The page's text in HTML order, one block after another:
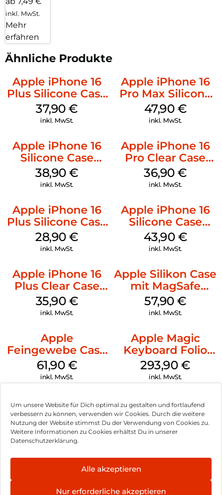
Um unsere Website für Dich optimal zu gestalten und fortlaufend
verbessern zu können, verwenden wir Cookies. Durch die weitere
Nutzung der Website stimmst Du der Verwendung von Cookies zu.
Weitere Informationen zu Cookies erhältst Du in unserer
Datenschutzerklärung.
Alle akzeptieren
Nur erforderliche akzeptieren
inkl. MwSt.
Mehr
erfahren
Ähnliche Produkte
Apple iPhone 16
Plus Silicone Case
MagSafe Lake
Green
37,90€
inkl. MwSt.
Apple iPhone 16
Pro Max Silicone
Case MagSafe
Black
47,90 €
inkl. MwSt.
Apple iPhone 16
Silicone Case
MagSafe
Ultramarine
38,90€
inkl. MwSt.
Apple iPhone 16
Pro Clear Case
MagSafe
Transparent
36,90€
inkl. MwSt.
Apple iPhone 16
Plus Silicone Case
MagSafe Black
28,90€
inkl. MwSt.
Apple iPhone 16
Silicone Case
MagSafe Plum
43,90 €
inkl. MwSt.
Apple iPhone 16
Plus Clear Case
MagSafe
Transparent
35,90 €
inkl. MwSt.
Apple Silikon Case
mit MagSafe
iPhone 14 Pro
(PRODUCT)RED
57,90€
inkl. MwSt.
Apple
Feingewebe Case
iPhone 15 Pro
MagSafe Schwarz
61,90 €
inkl. MwSt.
Apple Magic
Keyboard Folio
iPad 10.9″ (10.Gen.)
Weiß
293,90€
inkl. MwSt.
Impressum